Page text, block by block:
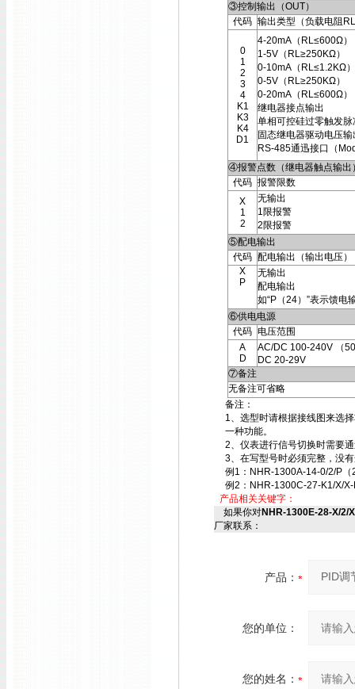
③控制输出（OUT）
代码 输出类型（负载电阻
0
1
2
3
4
K1
K3
K4
D1
4-20mA（RL≤600Ω）
1-5V（RL≥250KΩ）
0-10mA（RL≤1.2KΩ）
0-5V（RL≥250KΩ）
0-20mA（RL≤600Ω）
继电器接点输出
单相可控硅过零触发脉
固态继电器驱动电压输
RS-485通迅接口（
④报警点数（继电器触点输出
代码 报警限数
X
1
2
无输出
1限报警
2限报警
⑤配电输出
代码 配电输出（输出电压）
X
P
无输出
配电输出
如“P（24）”表示馈电
⑥供电电源
代码 电压范围
A
D
AC/DC 100-240V （
DC 20-29V
⑦备注
无备注可省略
备注：
1、选型时请根据接线图来选
一种功能。
2、仪表进行信号切换时需要
3、在写型号时必须完整，没
例1：NHR-1300A-14-0/2/P（
例2：NHR-1300C-27-K1/X/X-
产品相关关键字：
如果你对NHR-1300E-28-X/2/
厂家联系：
产品：
您的单位：
您的姓名：